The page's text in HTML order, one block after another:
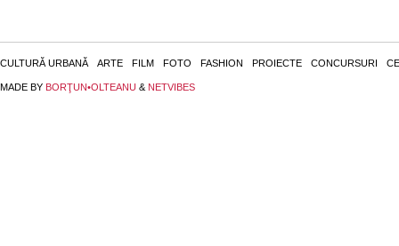
CULTURĂ URBANĂ ARTE FILM FOTO FASHION PROIECTE CONCURSURI
MADE BY BORŢUN•OLTEANU & NETVIBES